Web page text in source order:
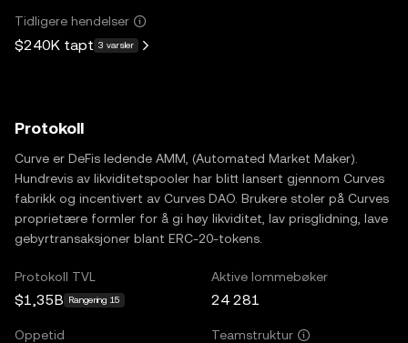
Tidligere hendelser
$240K tapt 3 varsler
Protokoll
Curve er DeFis ledende AMM, (Automated Market Maker).
Hundrevis av likviditetspooler har blitt lansert gjennom Curves
fabrikk og incentivert av Curves DAO. Brukere stoler på Curves
proprietære formler for å gi høy likviditet, lav prisglidning, lave
gebyrtransaksjoner blant ERC-20-tokens.
Protokoll TVL
$1,35B Rangering 15
Aktive lommebøker
24 281
Oppetid Teamstruktur